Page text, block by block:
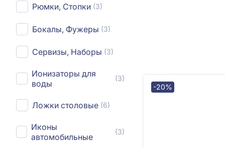
Рюмки, Стопки (3)
Бокалы, Фужеры (3)
Сервизы, Наборы (3)
Ионизаторы для
воды
(3)
Ложки столовые (6)
Иконы
автомобильные
(3)
-20%